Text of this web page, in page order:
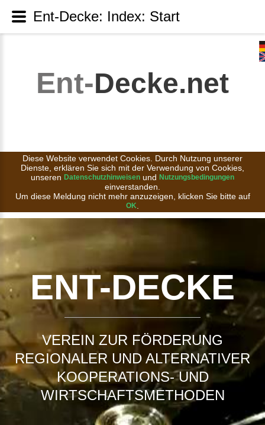
Ent-Decke.net
Diese Website verwendet Cookies. Durch Nutzung unserer
Dienste, erklären Sie sich mit der Verwendung von Cookies,
unseren Datenschutzhinweisen und Nutzungsbedingungen
einverstanden.
Um diese Meldung nicht mehr anzuzeigen, klicken Sie bitte auf
OK
ENT-DECKE
VEREIN ZUR FÖRDERUNG
REGIONALER UND ALTERNATIVER
KOOPERATIONS- UND
WIRTSCHAFTSMETHODEN
Ent-Decke: Index: Start